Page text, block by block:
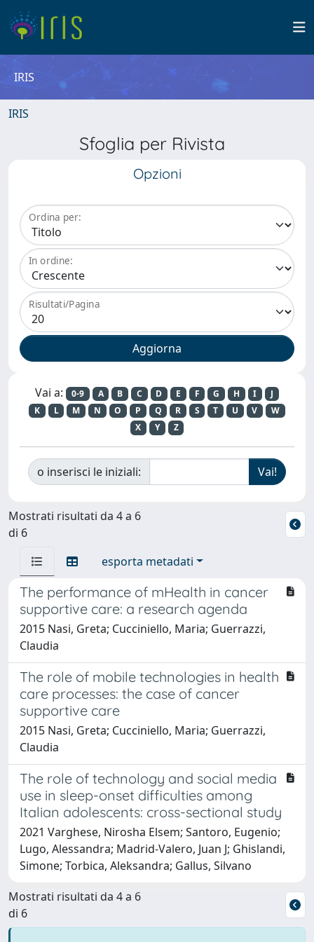
IRIS
IRIS
Sfoglia per Rivista
Opzioni
Ordina per:
In ordine:
Risultati/Pagina
Vai a: 0-9 A B C D E F G H I
J
K
L M N O P Q R S T U V
W
X
Y Z
o inserisci le iniziali:
Mostrati risultati da 4 a 6
di 6
esporta metadati
The performance of mHealth in cancer
supportive care: a research agenda
2015 Nasi, Greta; Cucciniello, Maria; Guerrazzi,
Claudia
The role of mobile technologies in health
care processes: the case of cancer
supportive care
2015 Nasi, Greta; Cucciniello, Maria; Guerrazzi,
Claudia
The role of technology and social media
use in sleep-onset difficulties among
Italian adolescents: cross-sectional study
2021 Varghese, Nirosha Elsem; Santoro, Eugenio;
Lugo, Alessandra; Madrid-Valero, Juan J; Ghislandi,
Simone; Torbica, Aleksandra; Gallus, Silvano
Mostrati risultati da 4 a 6
di 6